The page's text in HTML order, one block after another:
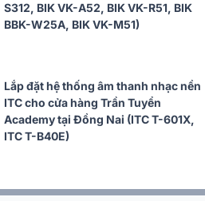
S312, BIK VK-A52, BIK VK-R51, BIK
BBK-W25A, BIK VK-M51)
Lắp đặt hệ thống âm thanh nhạc nền
ITC cho cửa hàng Trần Tuyển
Academy tại Đồng Nai (ITC T-601X,
ITC T-B40E)